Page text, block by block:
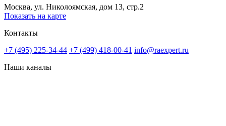
Москва, ул. Николоямская, дом 13, стр.2
Показать на карте
Контакты
+7 (495) 225-34-44 +7 (499) 418-00-41 info@raexpert.ru
Наши каналы